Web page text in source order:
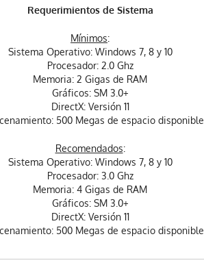
Requerimientos de Sistema
Mínimos:
Sistema Operativo: Windows 7, 8 y 10
Procesador: 2.0 Ghz
Memoria: 2 Gigas de RAM
Gráficos: SM 3.0+
DirectX: Versión 11
500 Megas de espacio disponible
Recomendados:
Sistema Operativo: Windows 7, 8 y 10
Procesador: 3.0 Ghz
Memoria: 4 Gigas de RAM
Gráficos: SM 3.0+
DirectX: Versión 11
500 Megas de espacio disponible